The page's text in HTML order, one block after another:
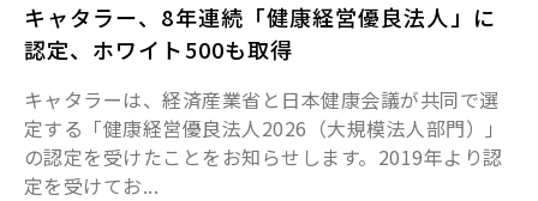
キャタラー、8年連続「健康経営優良法人」に
認定、ホワイト500も取得
キャタラーは、経済産業省と日本健康会議が共同で選
定する「健康経営優良法人2026（大規模法人部門）」
の認定を受けたことをお知らせします。2019年より認
定を受けてお...